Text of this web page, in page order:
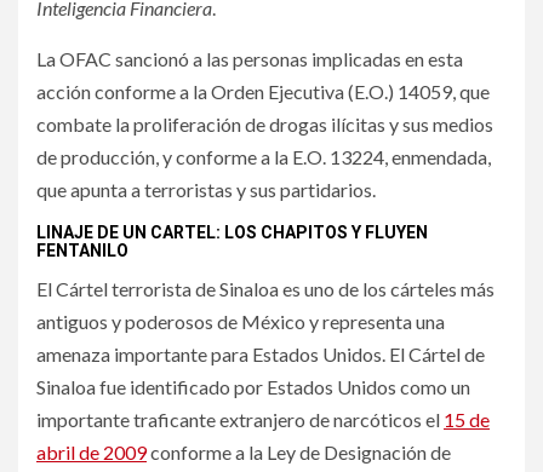
Inteligencia Financiera.
La OFAC sancionó a las personas implicadas en esta
acción conforme a la Orden Ejecutiva (E.O.) 14059, que
combate la proliferación de drogas ilícitas y sus medios
de producción, y conforme a la E.O. 13224, enmendada,
que apunta a terroristas y sus partidarios.
LINAJE DE UN CARTEL: LOS CHAPITOS Y FLUYEN
FENTANILO
El Cártel terrorista de Sinaloa es uno de los cárteles más
antiguos y poderosos de México y representa una
amenaza importante para Estados Unidos. El Cártel de
Sinaloa fue identificado por Estados Unidos como un
importante traficante extranjero de narcóticos el 15 de
abril de 2009conforme a la Ley de Designación de